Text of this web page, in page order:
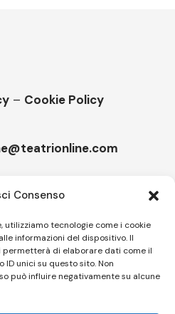
Consenso
utilizziamo tecnologie come i cookie
informazioni del dispositivo. Il
permetterà di elaborare dati come il
unici su questo sito. Non
può influire negativamente su alcune
– Cookie Policy
spettatori a Filadelfia